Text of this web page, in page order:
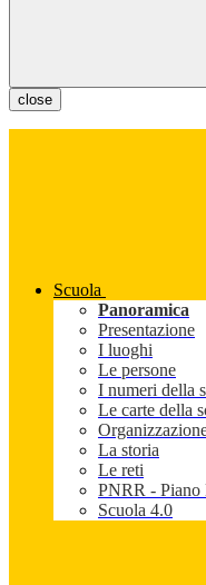
close
Scuola
Panoramica
Presentazione
I luoghi
Le persone
I numeri della
Le carte della
La storia
Le reti
PNRR - Piano
Scuola 4.0